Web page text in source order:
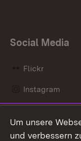
Social Media
Flickr
Instagram
Mastodon
Um unsere
und verbessern